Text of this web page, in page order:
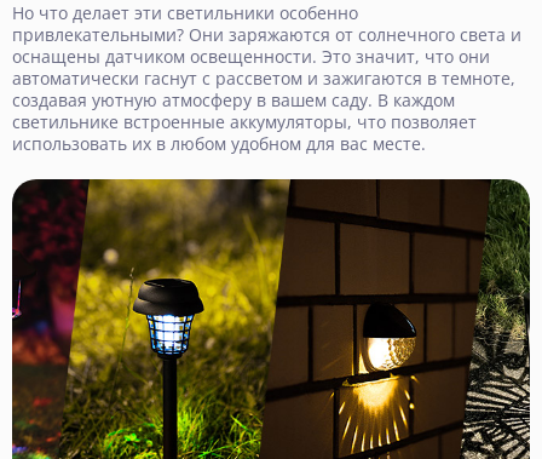
Но что делает эти светильники особенно
привлекательными? Они заряжаются от солнечного света и
оснащены датчиком освещенности. Это значит, что они
автоматически гаснут с рассветом и зажигаются в темноте,
создавая уютную атмосферу в вашем саду. В каждом
светильнике встроенные аккумуляторы, что позволяет
использовать их в любом удобном для вас месте.